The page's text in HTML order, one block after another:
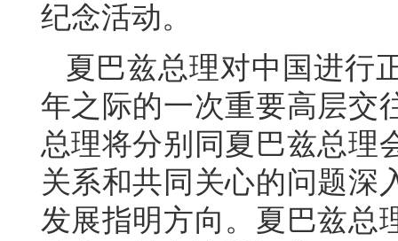
纪念活动。
夏巴兹总理对中国进行
年之际的一次重要高层交
总理将分别同夏巴兹总理
关系和共同关心的问题深
发展指明方向。夏巴兹总